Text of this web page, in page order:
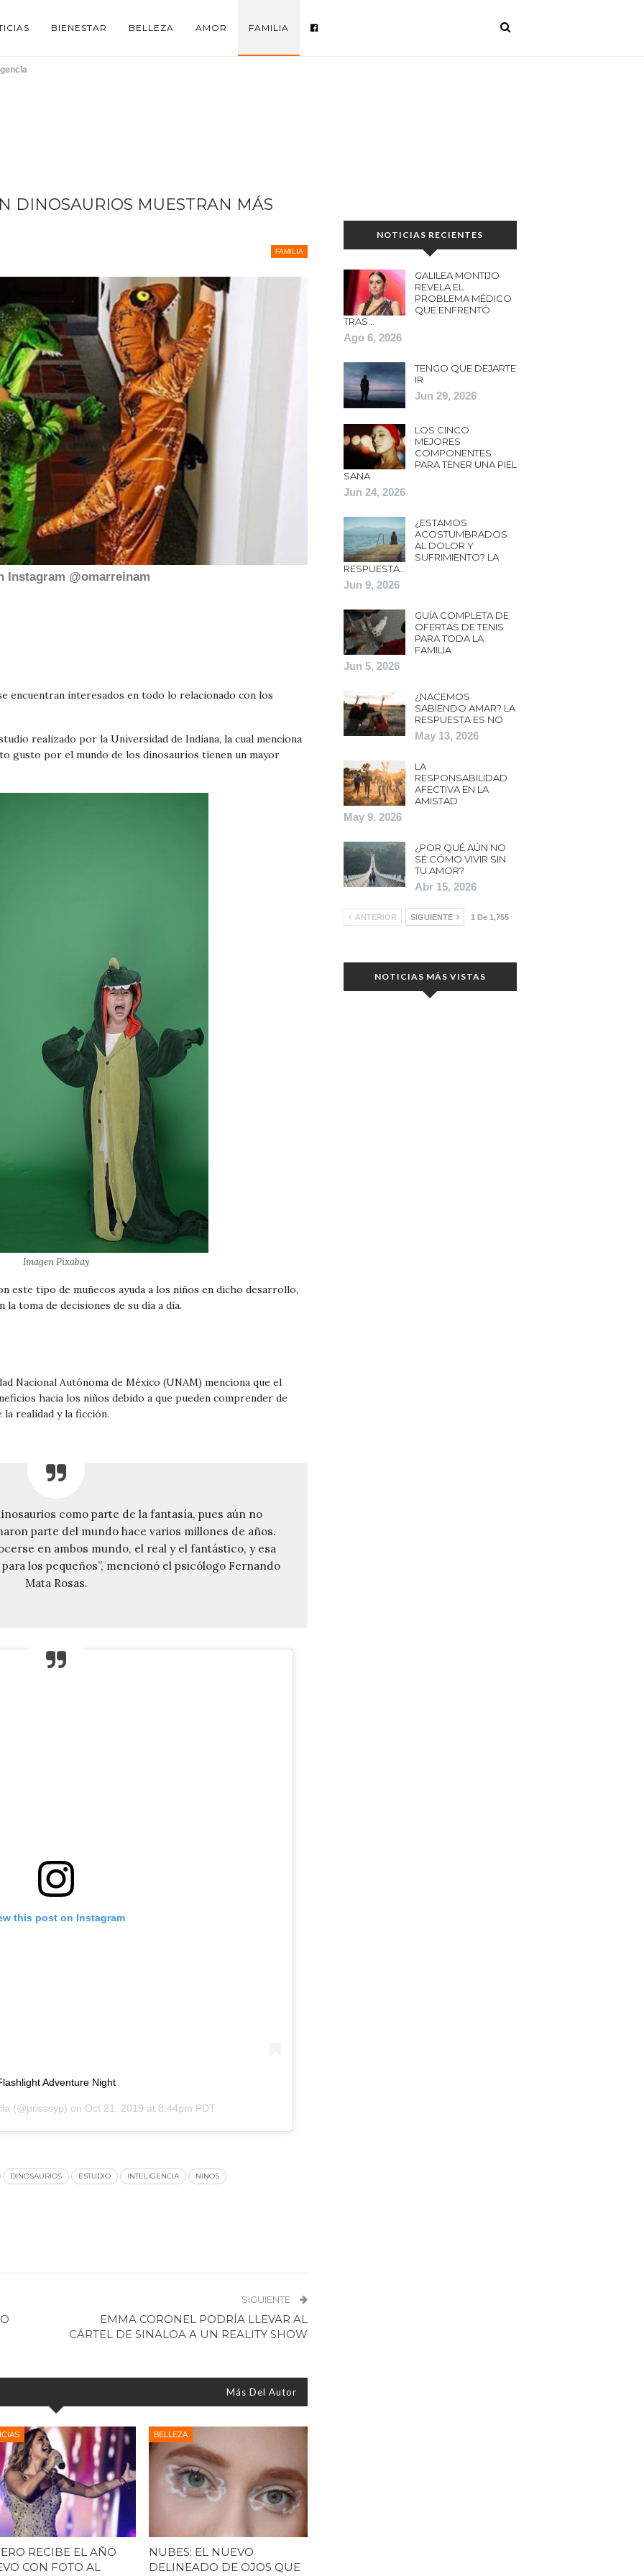
BIENESTAR BELLEZA AMOR FAMILIA
DINOSAURIOS MUESTRAN MÁS
FAMILIA
Instagram @omarreinam
encuentran interesados en todo lo relacionado con los
realizado por la Universidad de Indiana, la cual menciona
gusto por el mundo de los dinosaurios tienen un mayor
Imagen Pixabay
este tipo de muñecos ayuda a los niños en dicho desarrollo,
toma de decisiones de su día a día.
Nacional Autónoma de México (UNAM) menciona que el
hacia los niños debido a que pueden comprender de
realidad y la ficción.
como parte de la fantasía, pues aún no
parte del mundo hace varios millones de años.
en ambos mundo, el real y el fantástico, y esa
los pequeños”, mencionó el psicólogo Fernando
Mata Rosas.
this post on Instagram
Adventure Night
(@prisssyp) on Oct 21, 2019 at 8:44pm PDT
DINOSAURIOS ESTUDIO INTELIGENCIA NINOS
SIGUIENTE
EMMA CORONEL PODRÍA LLEVAR AL
CÁRTEL DE SINALOA A UN REALITY SHOW
Más Del Autor
RECIBE EL AÑO
CON FOTO AL
BELLEZA
NUBES: EL NUEVO
DELINEADO DE OJOS QUE
NOTICIAS RECIENTES
GALILEA MONTIJO
REVELA EL
PROBLEMA MÉDICO
QUE ENFRENTÓ
TRAS…
Ago 6, 2026
TENGO QUE DEJARTE
IR
Jun 29, 2026
LOS CINCO
MEJORES
COMPONENTES
PARA TENER UNA PIEL
SANA
Jun 24, 2026
¿ESTAMOS
ACOSTUMBRADOS
AL DOLOR Y
SUFRIMIENTO? LA
RESPUESTA…
Jun 9, 2026
GUÍA COMPLETA DE
OFERTAS DE TENIS
PARA TODA LA
FAMILIA
Jun 5, 2026
¿NACEMOS
SABIENDO AMAR? LA
RESPUESTA ES NO
May 13, 2026
LA
RESPONSABILIDAD
AFECTIVA EN LA
AMISTAD
May 9, 2026
¿POR QUÉ AÚN NO
SÉ CÓMO VIVIR SIN
TU AMOR?
Abr 15, 2026
ANTERIOR SIGUIENTE 1 De 1,755
NOTICIAS MÁS VISTAS